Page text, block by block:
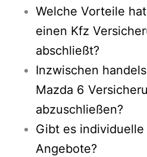
Welche Vorteile
einen Kfz
abschließt?
Inzwischen
Mazda 6
abzuschließen?
Gibt es
Angebote?